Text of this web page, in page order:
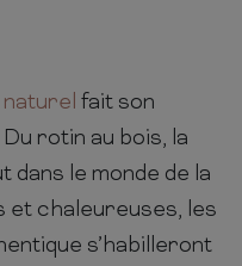
naturel fait son
rotin au bois, la
le monde de la
et chaleureuses, les
s’habilleront